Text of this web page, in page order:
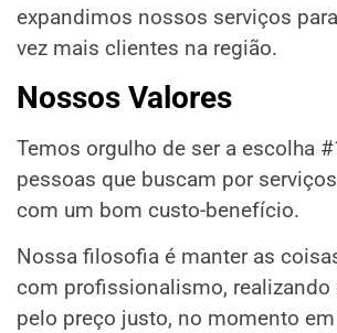
expandimos nossos serviços
vez mais clientes na região.
Nossos Valores
Temos orgulho de ser a escolha
pessoas que buscam por
com um bom custo-benefício.
Nossa filosofia é manter as
com profissionalismo, realizando
pelo preço justo, no momento